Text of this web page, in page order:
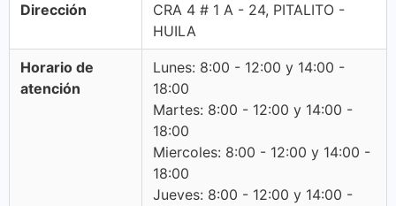
Dirección
CRA 4 # 1 A - 24, PITALITO -
HUILA
Horario de
atención
Lunes: 8:00 - 12:00 y 14:00 -
18:00
Martes: 8:00 - 12:00 y 14:00 -
18:00
Miercoles: 8:00 - 12:00 y 14:00 -
18:00
Jueves: 8:00 - 12:00 y 14:00 -